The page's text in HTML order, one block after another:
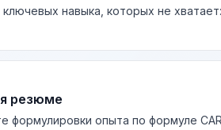
ключевых навыка, которых не
резюме
формулировки опыта по формуле